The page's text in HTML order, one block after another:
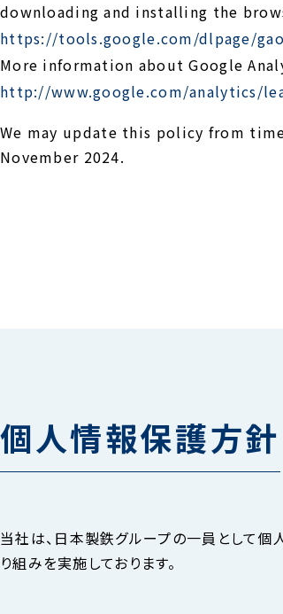
downloading and installing the
https://tools.google.com/dlpage/
More information about Google
http://www.google.com/analytics/
We may update this policy from
November 2024.
個人情報保護方針
当社は、日本製鉄グループの一員として個
り組みを実施しております。